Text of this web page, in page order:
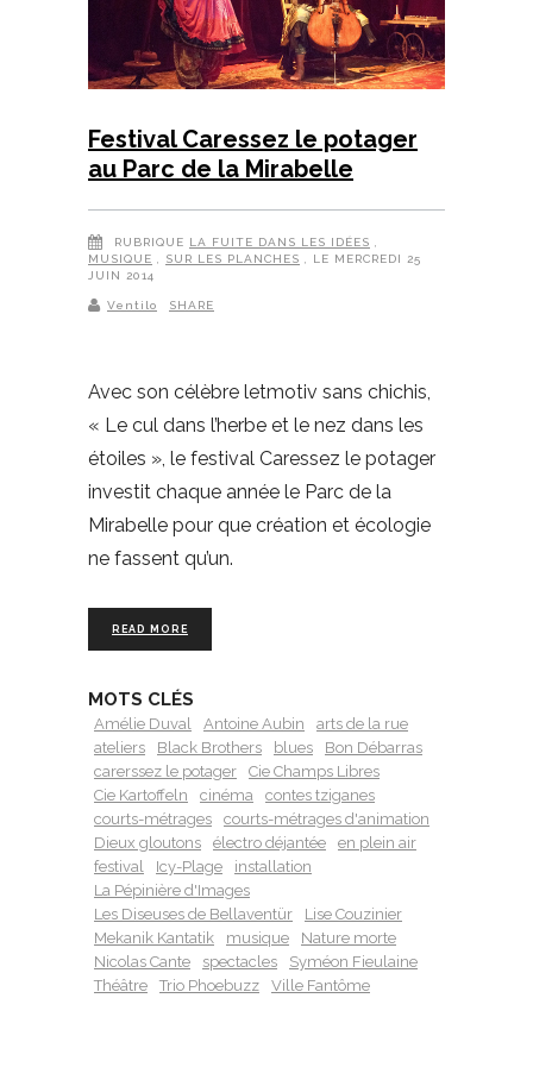
Festival Caressez le potager
au Parc de la Mirabelle
RUBRIQUE LA FUITE DANS LES IDÉES ,
MUSIQUE , SUR LES PLANCHES , LE MERCREDI 25
JUIN 2014
Ventilo SHARE
Avec son célèbre letmotiv sans chichis,
« Le cul dans l’herbe et le nez dans les
étoiles », le festival Caressez le potager
investit chaque année le Parc de la
Mirabelle pour que création et écologie
ne fassent qu’un.
READ MORE
MOTS CLÉS
Amélie Duval Antoine Aubin
arts de la rue
ateliers
Black Brothers blues
Bon Débarras
carerssez le potager
Cie Champs Libres
Cie Kartoffeln
cinéma
contes tziganes
courts-métrages
courts-métrages d'animation
Dieux gloutons
électro déjantée
en plein air
festival
Icy-Plage
installation
La Pépinière d'Images
Les Diseuses de Bellaventür
Lise Couzinier
Mekanik Kantatik
musique
Nature morte
Nicolas Cante
spectacles
Syméon Fieulaine
Théâtre
Trio Phoebuzz Ville Fantôme